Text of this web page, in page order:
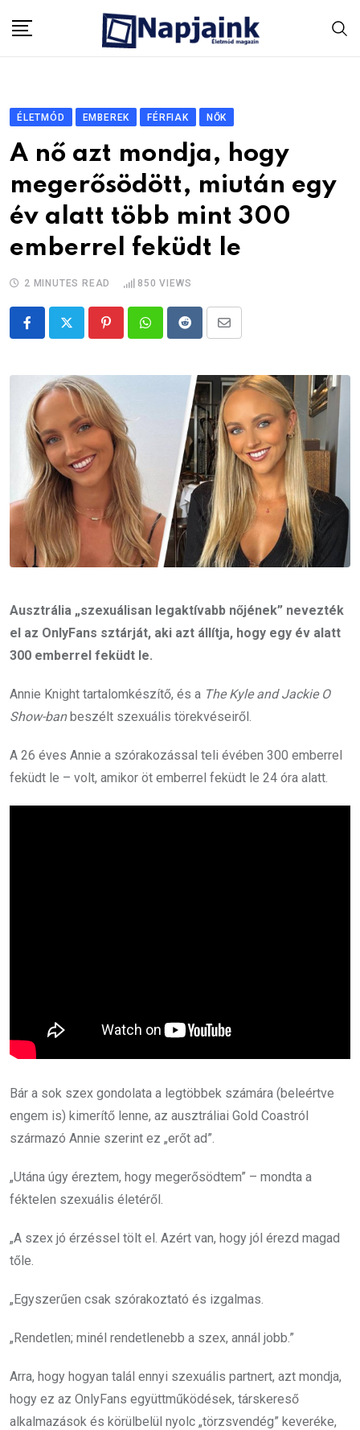
ÉLETMÓD EMBEREK FÉRFIAK NŐK
A nő azt mondja, hogy
megerősödött, miután egy
év alatt több mint 300
emberrel feküdt le
2 MINUTES READ 850 VIEWS
PinterestWhatsappRedditShare
Email
Ausztrália „szexuálisan legaktívabb nőjének” nevezték
el az OnlyFans sztárját, aki azt állítja, hogy egy év alatt
300 emberrel feküdt le.
Annie Knight tartalomkészítő, és a The Kyle and Jackie O
Show-banbeszélt szexuális törekvéseiről.
A 26 éves Annie a szórakozással teli évében 300 emberrel
feküdt le – volt, amikor öt emberrel feküdt le 24 óra alatt.
Bár a sok szex gondolata a legtöbbek számára (beleértve
engem is) kimerítő lenne, az ausztráliai Gold Coastról
származó Annie szerint ez „erőt ad”.
„Utána úgy éreztem, hogy megerősödtem” – mondta a
féktelen szexuális életéről.
„A szex jó érzéssel tölt el. Azért van, hogy jól érezd magad
tőle.
„Egyszerűen csak szórakoztató és izgalmas.
„Rendetlen; minél rendetlenebb a szex, annál jobb.”
Arra, hogy hogyan talál ennyi szexuális partnert, azt mondja,
hogy ez az OnlyFans együttműködések, társkereső
alkalmazások és körülbelül nyolc „törzsvendég” keveréke,